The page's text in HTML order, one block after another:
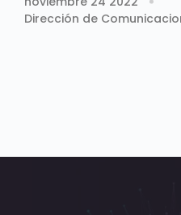
Dirección de